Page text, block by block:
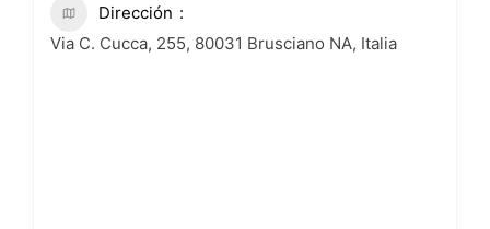
Dirección
Via C. Cucca, 255, 80031 Brusciano NA, Italia